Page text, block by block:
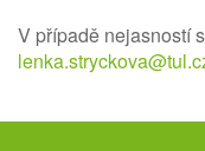
V případě nejasností